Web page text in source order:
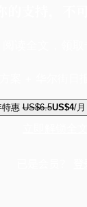
惠 US$6.5US$4/月